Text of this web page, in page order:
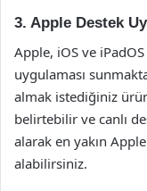
3. Apple Destek
Apple, iOS ve
uygulaması
almak istediğiniz
belirtebilir ve canlı
alarak en yakın
alabilirsiniz.